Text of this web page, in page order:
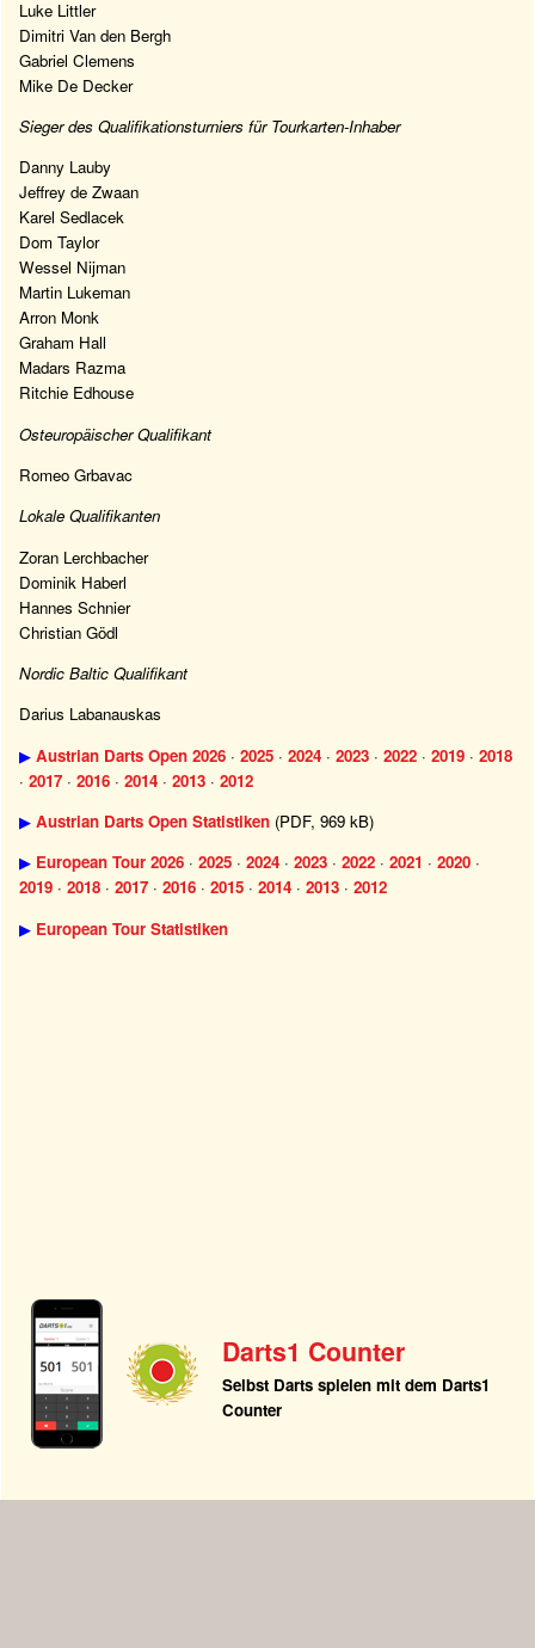
Luke Littler
Dimitri Van den Bergh
Gabriel Clemens
Mike De Decker
Sieger des Qualifikationsturniers für Tourkarten-Inhaber
Danny Lauby
Jeffrey de Zwaan
Karel Sedlacek
Dom Taylor
Wessel Nijman
Martin Lukeman
Arron Monk
Graham Hall
Madars Razma
Ritchie Edhouse
Osteuropäischer Qualifikant
Romeo Grbavac
Lokale Qualifikanten
Zoran Lerchbacher
Dominik Haberl
Hannes Schnier
Christian Gödl
Nordic Baltic Qualifikant
Darius Labanauskas
▶ Austrian Darts Open 2026 · 2025 · 2024 · 2023 · 2022 · 2019 · 2018
· 2017 · 2016 · 2014 · 2013 · 2012
▶ Austrian Darts Open Statistiken (PDF, 969 kB)
▶ European Tour 2026 · 2025 · 2024 · 2023 · 2022 · 2021 · 2020 ·
2019 · 2018 · 2017 · 2016 · 2015 · 2014 · 2013 · 2012
▶ European Tour Statistiken
Darts1 Counter
Selbst Darts spielen mit dem Darts1
Counter